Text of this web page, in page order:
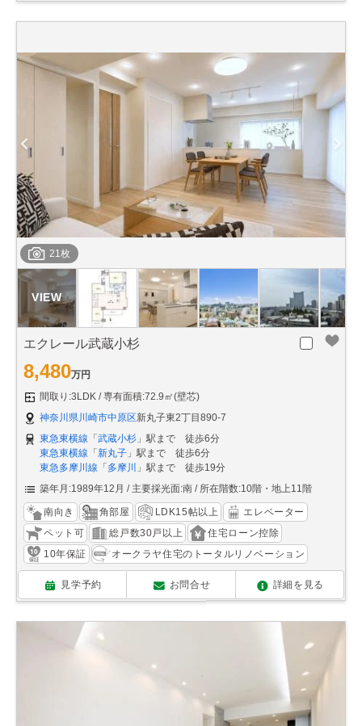
21枚
エクレール武蔵小杉
8,480万円
間取り:3LDK
専有面積:72.9㎡(壁芯)
神奈川県川崎市中原区新丸子東2丁目890-7
東急東横線 「武蔵小杉 」駅まで 徒歩6分
東急東横線 「新丸子 」駅まで 徒歩6分
東急多摩川線 「多摩川
」駅まで 徒歩19分
築年月:1989年12月
主要採光面:南 所在階数:10階・地上11階
南向き 角部屋 LDK15帖以上
エレベーター
ペット可
総戸数30戸以上
住宅ローン控除
10年保証
オークラヤ住宅のトータルリノベーション
見学予約 お問合せ 詳細を見る